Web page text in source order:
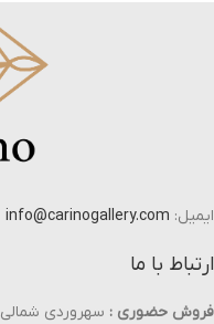
ایمیل: info@carinogallery.com
ارتباط با ما
فروش حضوری : سهروردی